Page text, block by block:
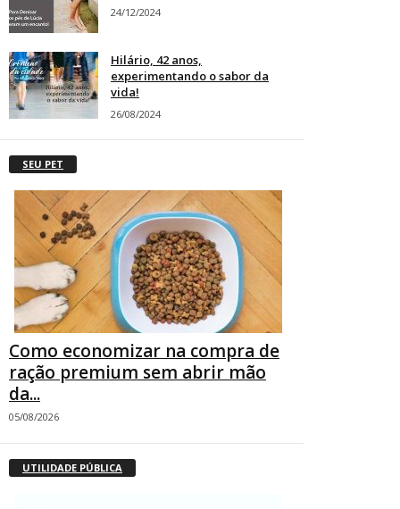
24/12/2024
Hilário, 42 anos,
experimentando o sabor da
vida!
26/08/2024
SEU PET
Como economizar na compra de
ração premium sem abrir mão
da...
05/08/2026
UTILIDADE PÚBLICA